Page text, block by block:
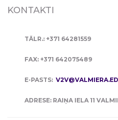
KONTAKTI
TĀLR.: +371 64281559
FAX: +371 642075489
E-PASTS:
ADRESE: RAIŅA IELA 11